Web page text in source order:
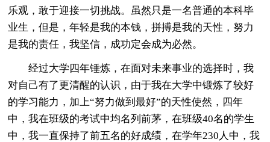
乐观，敢于迎接一切挑战。虽然只是一名普通的本科毕
业生，但是，年轻是我的本钱，拼搏是我的天性，努力
是我的责任，我坚信，成功定会成为必然。
经过大学四年锤炼，在面对未来事业的选择时，我
对自己有了更清醒的认识，由于我在大学中锻炼了较好
的学习能力，加上“努力做到最好”的天性使然，四年
中，我在班级的考试中均名列前茅，在班级40名的学生
中，我一直保持了前五名的好成绩，在学年230人中，我